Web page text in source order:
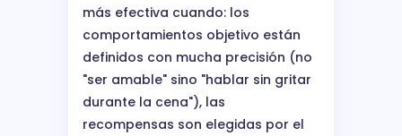
más efectiva cuando: los
comportamientos objetivo están
definidos con mucha precisión (no
"ser amable" sino "hablar sin gritar
durante la cena"), las
recompensas son elegidas por el